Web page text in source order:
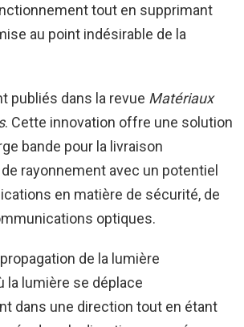
tout en supprimant
au point indésirable de la
publiés dans la revue Matériaux
. Cette innovation offre une solution
bande pour la livraison
rayonnement avec un potentiel
en matière de sécurité, de
optiques.
de la lumière
la lumière se déplace
dans une direction tout en étant